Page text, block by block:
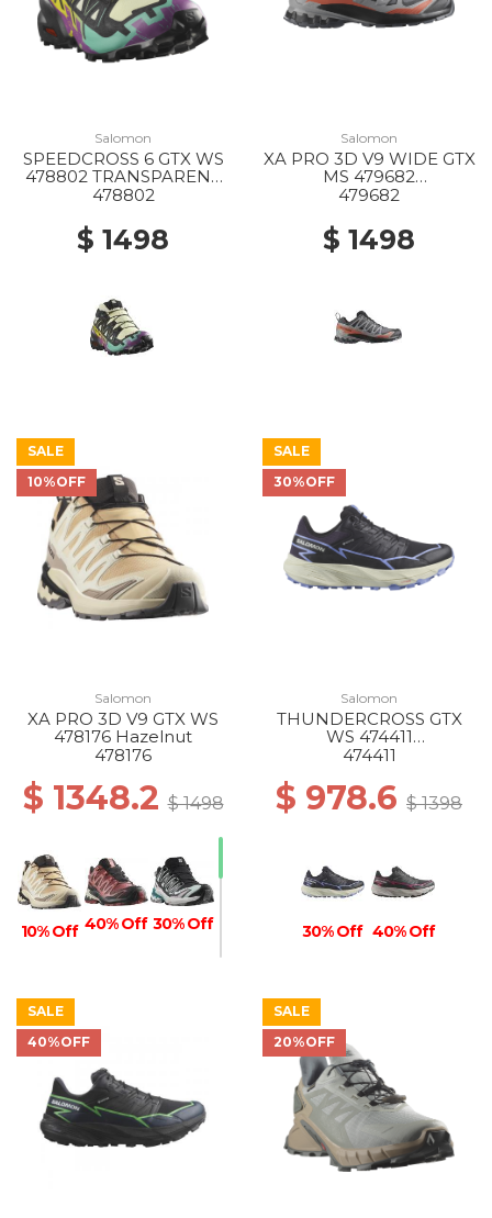
Salomon
SPEEDCROSS 6 GTX WS
478802 TRANSPARENT
YL/BK/WATERFALL
478802
$ 1498
Salomon
XA PRO 3D V9 WIDE GTX
MS 479682
TURBULENCE/BLACK/B
479682
$ 1498
SALE
10%OFF
Salomon
XA PRO 3D V9 GTX WS
478176 Hazelnut
478176
$ 1348.2$ 1498
10% Off 40% Off 30% Off
SALE
30%OFF
Salomon
THUNDERCROSS GTX
WS 474411
BLACK/NIGHTSHADE/HY
474411
$ 978.6 $ 1398
30% Off 40% Off
SALE
40%OFF
SALE
20%OFF